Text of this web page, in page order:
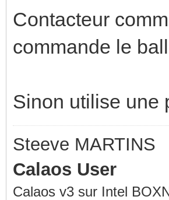
Contacteur
commande le
Sinon utilise une
Steeve MARTINS
Calaos User
Calaos v3 sur Intel